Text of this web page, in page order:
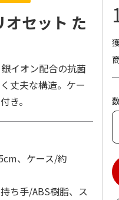
セット た
イオン配合の抗菌
丈夫な構造。ケー
き。
、ケース/約
ち手/ABS樹脂、ス